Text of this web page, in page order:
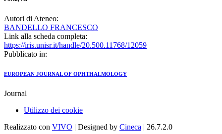
Autori di Ateneo:
BANDELLO FRANCESCO
Link alla scheda completa:
https://iris.unisr.it/handle/20.500.11768/12059
Pubblicato in:
EUROPEAN JOURNAL OF OPHTHALMOLOGY
Journal
Utilizzo dei cookie
Realizzato con VIVO | Designed by Cineca | 26.7.2.0